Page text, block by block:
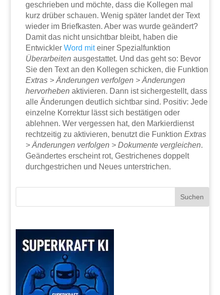
geschrieben und möchte, dass die Kollegen mal
kurz drüber schauen. Wenig später landet der Text
wieder im Briefkasten. Aber was wurde geändert?
Damit das nicht unsichtbar bleibt, haben die
EntwicklerWord miteiner Spezialfunktion
Überarbeiten ausgestattet. Und das geht so: Bevor
Sie den Text an den Kollegen schicken, die Funktion
Extras > Änderungen verfolgen > Änderungen
hervorheben aktivieren. Dann ist sichergestellt, dass
alle Änderungen deutlich sichtbar sind. Positiv: Jede
einzelne Korrektur lässt sich bestätigen oder
ablehnen. Wer vergessen hat, den Markierdienst
rechtzeitig zu aktivieren, benutzt die FunktionExtras
> Änderungen verfolgen > Dokumente vergleichen.
Geändertes erscheint rot, Gestrichenes doppelt
durchgestrichen und Neues unterstrichen.